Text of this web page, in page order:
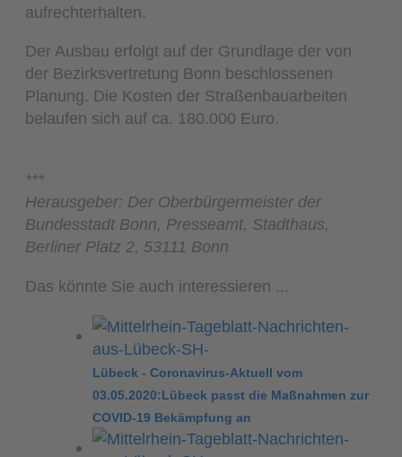
aufrechterhalten.
Der Ausbau erfolgt auf der Grundlage der von
der Bezirksvertretung Bonn beschlossenen
Planung. Die Kosten der Straßenbauarbeiten
belaufen sich auf ca. 180.000 Euro.
***
Herausgeber: Der Oberbürgermeister der
Bundesstadt Bonn, Presseamt, Stadthaus,
Berliner Platz 2, 53111 Bonn
Das könnte Sie auch interessieren ...
Lübeck - Coronavirus-Aktuell vom
03.05.2020:Lübeck passt die Maßnahmen zur
COVID-19 Bekämpfung an